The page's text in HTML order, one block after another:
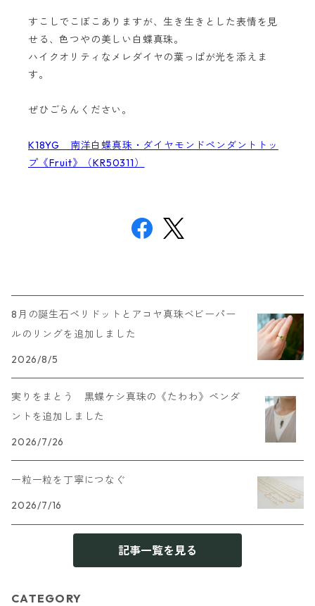
すこしでこぼこありますが、生き生きとした表情を見
せる、色つやの美しい白蝶真珠。
ハイクオリティなメレダイヤの葉っぱが光を添えま
す。
ぜひごらんください。
K18YG 南洋白蝶真珠・ダイヤモンドペンダントトッ
プ《Fruit》（KR50311）
8月の誕生石ペリドットとアコヤ真珠ベビーパー
ルのリングを追加しました
2026/8/5
実りをまとう 黒蝶ケシ真珠の《たわわ》ペンダ
ントを追加しました
2026/7/26
一粒一粒を丁寧につなぐ
2026/7/16
記事一覧を見る
CATEGORY